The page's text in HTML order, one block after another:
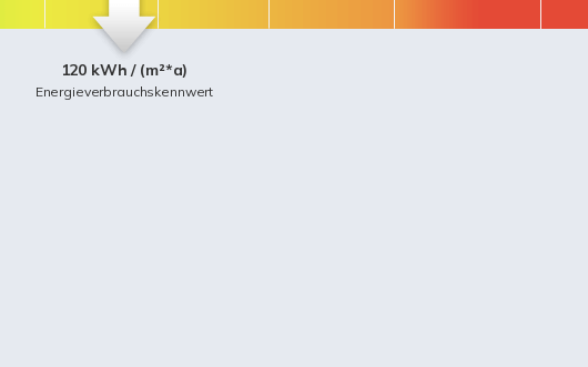
120 kWh / (m²*a)
Energieverbrauchskennwert